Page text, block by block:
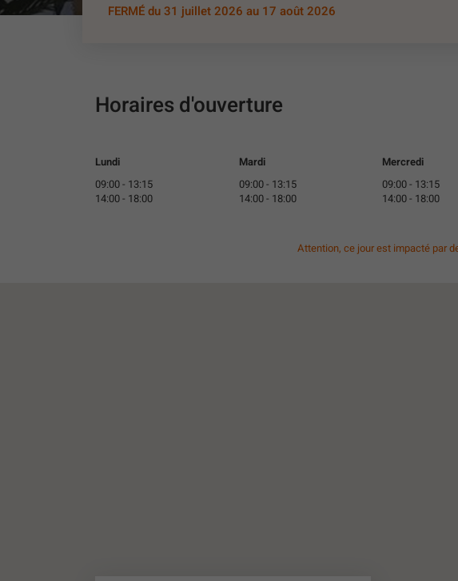
FERMÉdu 31 juillet 2026 au 17 août 2026
Horaires d'ouverture
Lundi
09:00- 13:15
14:00- 18:00
Mardi
09:00- 13:15
14:00- 18:00
Mercredi
09:00- 13:15
14:00- 18:00
Attention, ce jour est impacté par